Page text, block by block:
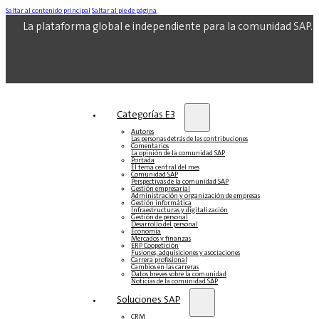
Saltar al contenido principal Saltar al pie de página
La plataforma global e independiente para la comunidad SAP.
Categorías E3
Autores
Las personas detrás de las contribuciones
Comentarios
La opinión de la comunidad SAP
Portada
El tema central del mes
Comunidad SAP
Perspectivas de la comunidad SAP
Gestión empresarial
Administración y organización de empresas
Gestión informática
Infraestructuras y digitalización
Gestión de personal
Desarrollo del personal
Economía
Mercados y finanzas
ERP Coopetición
Fusiones, adquisiciones y asociaciones
Carrera profesional
Cambios en las carreras
Datos breves sobre la comunidad
Noticias de la comunidad SAP
Soluciones‎‎ SAP
CRM